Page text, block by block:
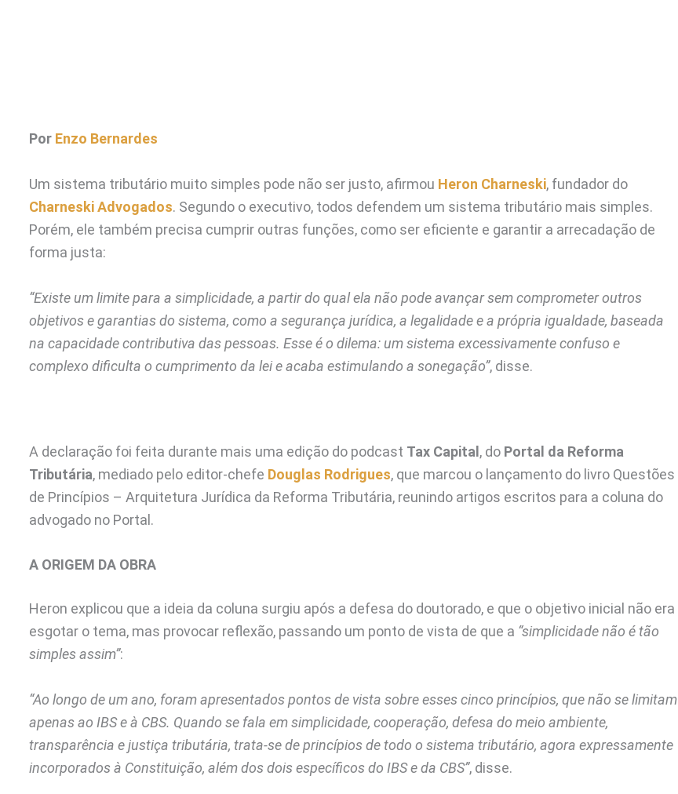
Por Enzo Bernardes
Um sistema tributário muito simples pode não ser justo, afirmou Heron Charneski, fundador do
Charneski Advogados. Segundo o executivo, todos defendem um sistema tributário mais simples.
Porém, ele também precisa cumprir outras funções, como ser eficiente e garantir a arrecadação de
forma justa:
“Existe um limite para a simplicidade, a partir do qual ela não pode avançar sem comprometer outros
objetivos e garantias do sistema, como a segurança jurídica, a legalidade e a própria igualdade, baseada
na capacidade contributiva das pessoas. Esse é o dilema: um sistema excessivamente confuso e
complexo dificulta o cumprimento da lei e acaba estimulando a sonegação”, disse.
A declaração foi feita durante mais uma edição do podcast Tax Capital, do Portal da Reforma
Tributária, mediado pelo editor-chefe Douglas Rodrigues, que marcou o lançamento do livro Questões
de Princípios – Arquitetura Jurídica da Reforma Tributária, reunindo artigos escritos para a coluna do
advogado no Portal.
A ORIGEM DA OBRA
Heron explicou que a ideia da coluna surgiu após a defesa do doutorado, e que o objetivo inicial não era
esgotar o tema, mas provocar reflexão, passando um ponto de vista de que a “simplicidade não é tão
simples assim”:
“Ao longo de um ano, foram apresentados pontos de vista sobre esses cinco princípios, que não se limitam
apenas ao IBS e à CBS. Quando se fala em simplicidade, cooperação, defesa do meio ambiente,
transparência e justiça tributária, trata-se de princípios de todo o sistema tributário, agora expressamente
incorporados à Constituição, além dos dois específicos do IBS e da CBS”, disse.